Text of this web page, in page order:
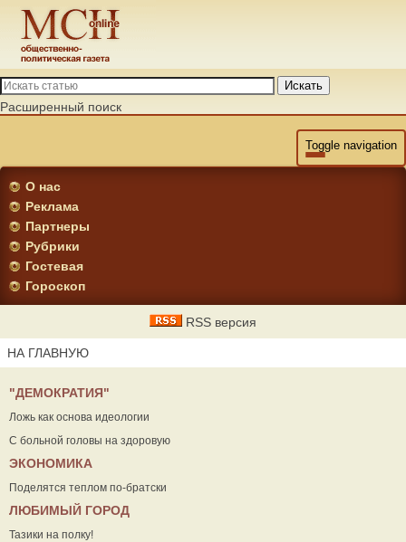
Искать
Расширенный поиск
Toggle navigation
О нас
Реклама
Партнеры
Рубрики
Гостевая
Гороскоп
RSS версия
НА ГЛАВНУЮ
"ДЕМОКРАТИЯ"
Ложь как основа идеологии
С больной головы на здоровую
ЭКОНОМИКА
Поделятся теплом по-братски
ЛЮБИМЫЙ ГОРОД
Тазики на полку!